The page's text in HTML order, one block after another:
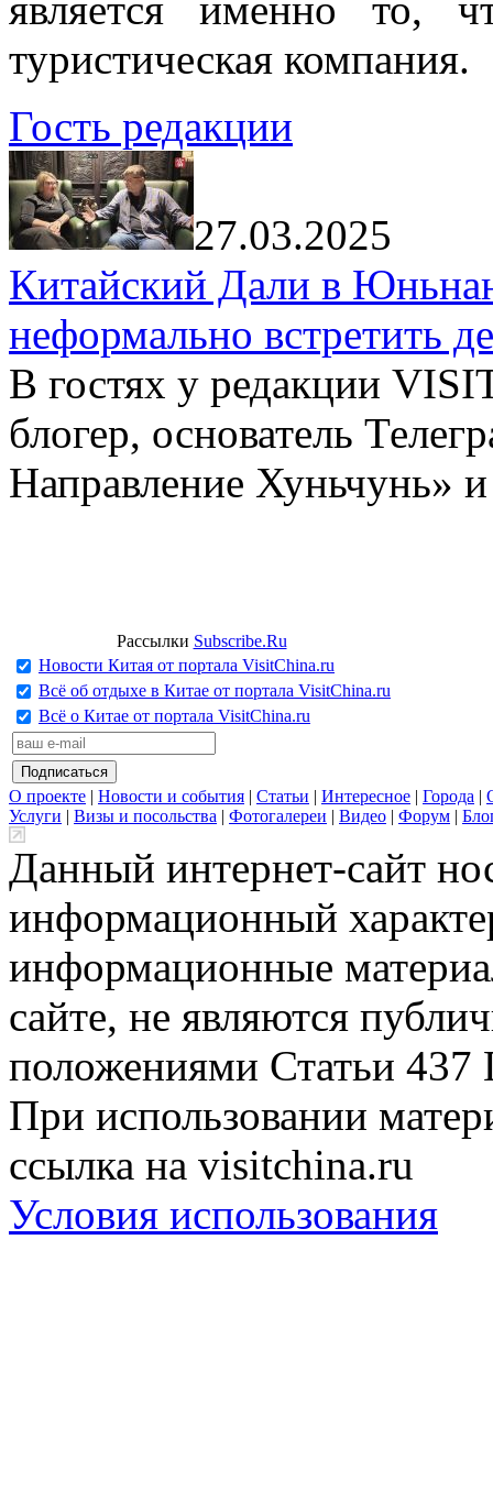
туристическая компания.
Гость редакции
27.03.2025
Китайский Дали в
неформально встретить
В гостях у редакции
блогер, основатель
Направление Хуньчунь»
Рассылки Subscribe.Ru
Новости Китая от портала VisitChina.ru
Всё об отдыхе в Китае от портала VisitChina.ru
Всё о Китае от портала VisitChina.ru
О проекте | Новости и события | Статьи | Интересное | Города |
Услуги | Визы и посольства | Фотогалереи | Видео | Форум |
Данный интернет-сайт
информационный
информационные
сайте, не являются
положениями Статьи 437
При использовании
ссылка на visitchina.ru
Условия использования